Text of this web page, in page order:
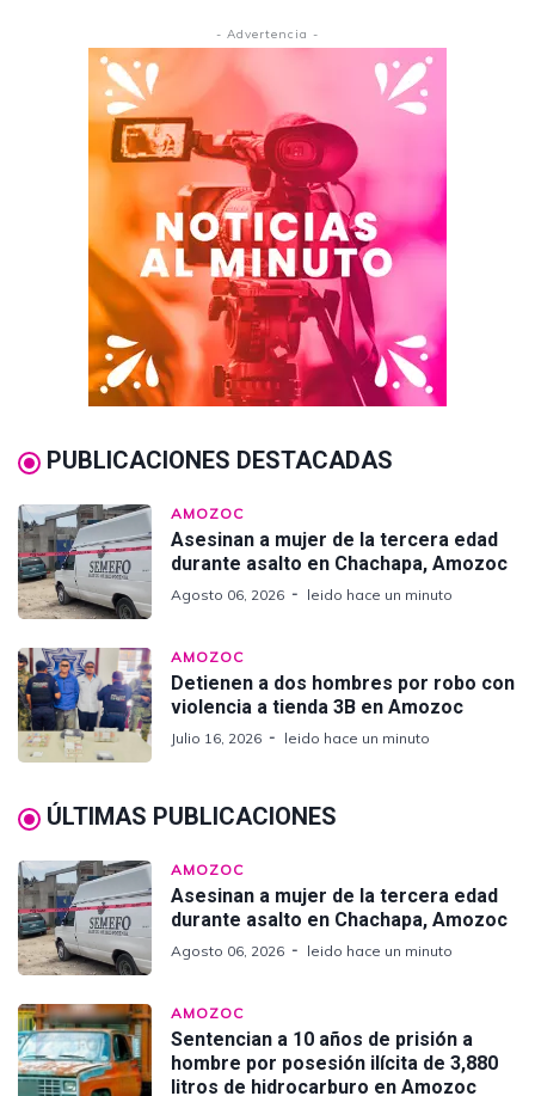
- Advertencia -
PUBLICACIONES DESTACADAS
AMOZOC
Asesinan a mujer de la tercera edad
durante asalto en Chachapa, Amozoc
Agosto 06, 2026 leido hace un minuto
AMOZOC
Detienen a dos hombres por robo con
violencia a tienda 3B en Amozoc
Julio 16, 2026 leido hace un minuto
ÚLTIMAS PUBLICACIONES
AMOZOC
Asesinan a mujer de la tercera edad
durante asalto en Chachapa, Amozoc
Agosto 06, 2026 leido hace un minuto
AMOZOC
Sentencian a 10 años de prisión a
hombre por posesión ilícita de 3,880
litros de hidrocarburo en Amozoc